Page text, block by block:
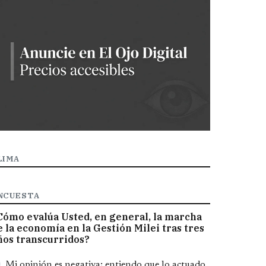
evalúa Usted, en general, la marcha
la economía en la Gestión Milei tras tres
transcurridos?